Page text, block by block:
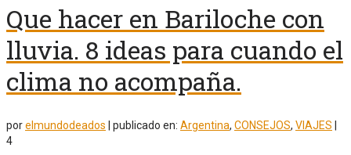
Que hacer en Bariloche con
lluvia. 8 ideas para cuando el
clima no acompaña.
porelmundodeados publicado en: Argentina, CONSEJOS, VIAJES
4